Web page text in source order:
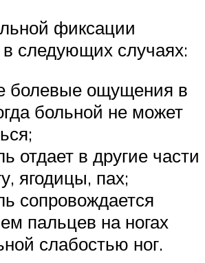
фиксации
следующих случаях:
болевые ощущения в
больной не может
отдает в другие части
ягодицы, пах;
сопровождается
пальцев на ногах
слабостью ног.